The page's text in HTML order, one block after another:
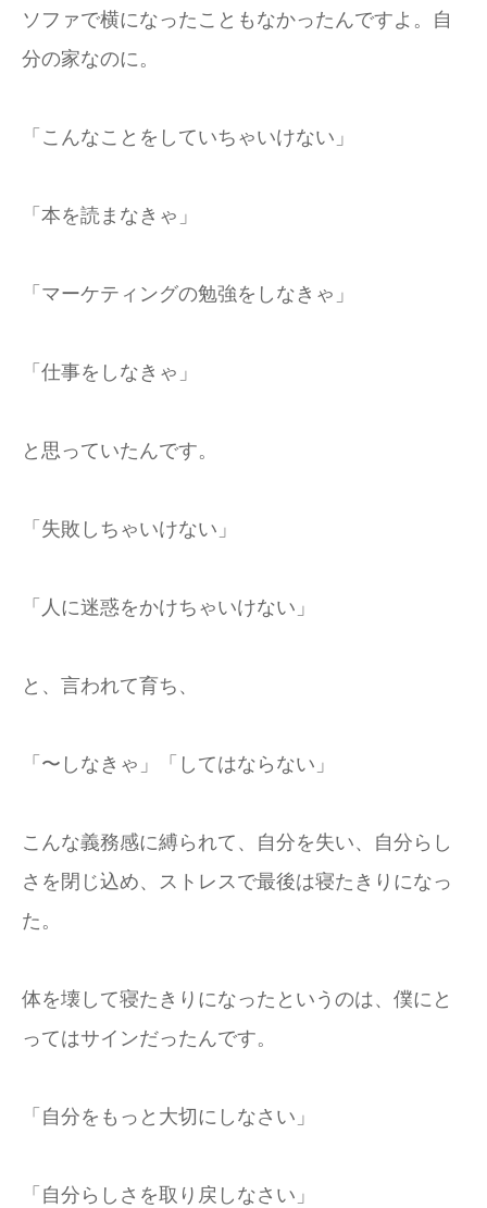
ソファで横になったこともなかったんですよ。自
分の家なのに。
「こんなことをしていちゃいけない」
「本を読まなきゃ」
「マーケティングの勉強をしなきゃ」
「仕事をしなきゃ」
と思っていたんです。
「失敗しちゃいけない」
「人に迷惑をかけちゃいけない」
と、言われて育ち、
「〜しなきゃ」「してはならない」
こんな義務感に縛られて、自分を失い、自分らし
さを閉じ込め、ストレスで最後は寝たきりになっ
た。
体を壊して寝たきりになったというのは、僕にと
ってはサインだったんです。
「自分をもっと大切にしなさい」
「自分らしさを取り戻しなさい」